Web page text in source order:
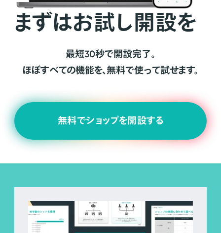
まずはお試し開設を
最短30秒で開設完了。
ほぼすべての機能を、無料で使って試せます。
無料でショップを開設する